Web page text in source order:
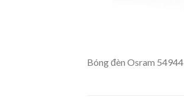
Bóng đèn Osram 54944